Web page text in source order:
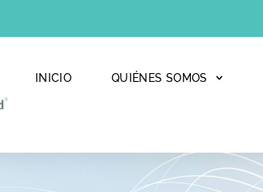
INICIO QUIÉNES SOMOS